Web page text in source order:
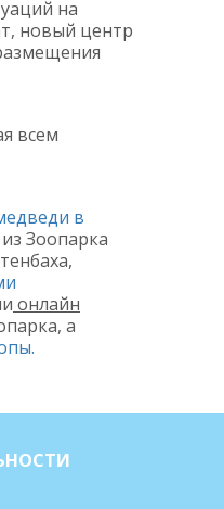
на
новый центр
всем
в
Зоопарка
онлайн
а